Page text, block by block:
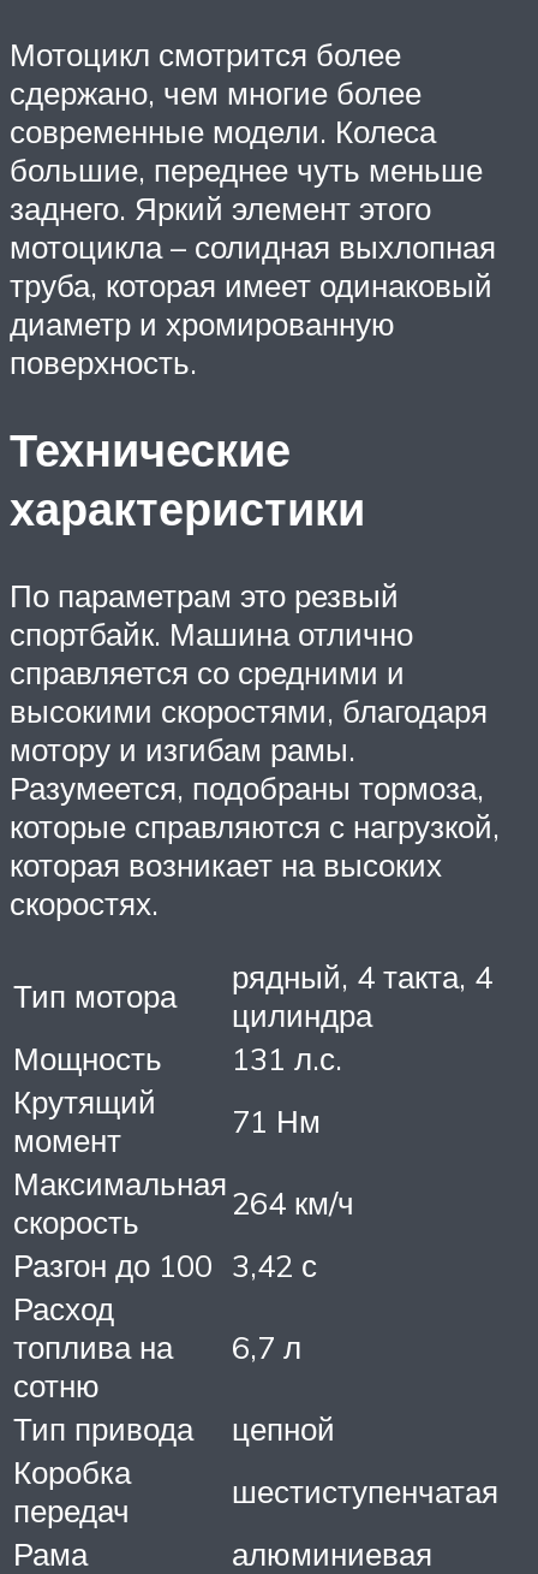
Мотоцикл смотрится более
сдержано, чем многие более
современные модели. Колеса
большие, переднее чуть меньше
заднего. Яркий элемент этого
мотоцикла – солидная выхлопная
труба, которая имеет одинаковый
диаметр и хромированную
поверхность.
Технические
характеристики
По параметрам это резвый
спортбайк. Машина отлично
справляется со средними и
высокими скоростями, благодаря
мотору и изгибам рамы.
Разумеется, подобраны тормоза,
которые справляются с нагрузкой,
которая возникает на высоких
скоростях.
Тип мотора
рядный, 4 такта, 4
цилиндра
Мощность
131 л.с.
Крутящий
момент
71 Нм
Максимальная
скорость
264 км/ч
Разгон до 100 3,42 с
Расход
топлива на
сотню
6,7 л
Тип привода
цепной
Коробка
передач
шестиступенчатая
Рама
алюминиевая